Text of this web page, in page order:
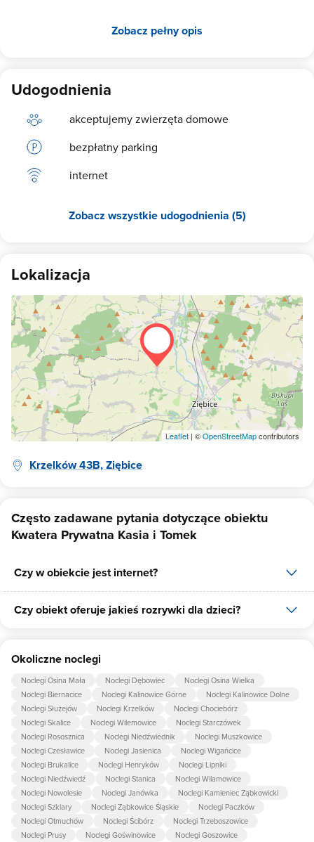
Zobacz pełny opis
Udogodnienia
akceptujemy zwierzęta domowe
bezpłatny parking
internet
Zobacz wszystkie udogodnienia (5)
Lokalizacja
Leaflet | ©OpenStreetMapcontributors
Krzelków 43B, Ziębice
Często zadawane pytania dotyczące obiektu
Kwatera Prywatna Kasia i Tomek
Czy w obiekcie jest internet?
Tak, Kwatera Prywatna Kasia i Tomek udostępnia dla swoich gości
Czy obiekt oferuje jakieś rozrywki dla dzieci?
huśtawka.
Okoliczne noclegi
Noclegi Osina Mała Noclegi Dębowiec
Noclegi Osina Wielka
Noclegi Biernacice
Noclegi Kalinowice Górne
Noclegi Kalinowice Dolne
Noclegi Służejów
Noclegi Krzelków
Noclegi Chociebórz
Noclegi Skalice
Noclegi Wilemowice
Noclegi Starczówek
Noclegi Rososznica
Noclegi Niedźwiednik
Noclegi Muszkowice
Noclegi Czesławice
Noclegi Jasienica
Noclegi Wigańcice
Noclegi Brukalice
Noclegi Henryków
Noclegi Lipniki
Noclegi Niedźwiedź
Noclegi Stanica
Noclegi Wilamowice
Noclegi Nowolesie
Noclegi Janówka
Noclegi Kamieniec Ząbkowicki
Noclegi Szklary
Noclegi Ząbkowice Śląskie
Noclegi Paczków
Noclegi Otmuchów
Noclegi Ścibórz
Noclegi Trzeboszowice
Noclegi Prusy
Noclegi Goświnowice
Noclegi Goszowice